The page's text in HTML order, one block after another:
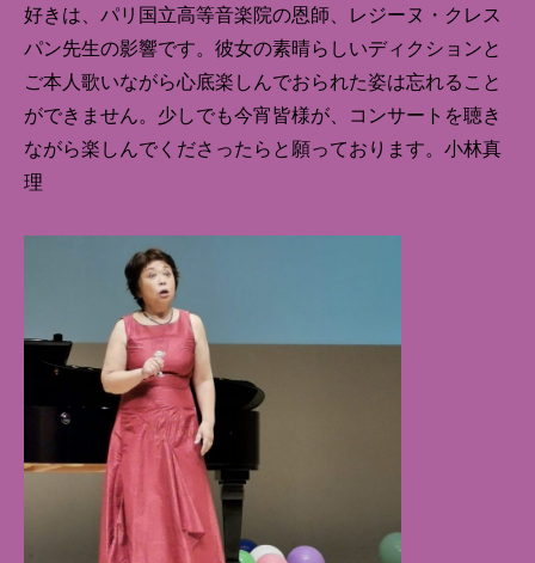
好きは、パリ国立高等音楽院の恩師、レジーヌ・クレス
パン先生の影響です。彼女の素晴らしいディクションと
ご本人歌いながら心底楽しんでおられた姿は忘れること
ができません。少しでも今宵皆様が、コンサートを聴き
ながら楽しんでくださったらと願っております。小林真
理